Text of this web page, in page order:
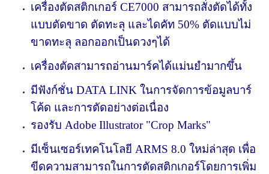
เครื่องตัดสติกเกอร์ CE7000 สามารถสั่งตัดได้ทั้ง
แบบตัดขาด ตัดทะลุ และไดคัท 50% ตัดแบบไม่
ขาดทะลุ ลอกออกเป็นดวงๆได้
เครื่องตัดสามารถอ่านมาร์คได้แม่นยำมากขึ้น
มีฟังก์ชั่น DATA LINK ในการจัดการข้อมูลบาร์
โค้ด และการตัดอย่างต่อเนื่อง
รองรับ Adobe Illustrator "Crop Marks"
มีเซ็นเซอร์เทคโนโลยี ARMS 8.0 ใหม่ล่าสุด เพื่อ
ขีดความสามารถในการตัดสติกเกอร์โดยการเพิ่ม